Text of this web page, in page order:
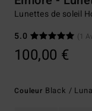
Lunettes de soleil
5.0
(1
100,00 €
Couleur Black /